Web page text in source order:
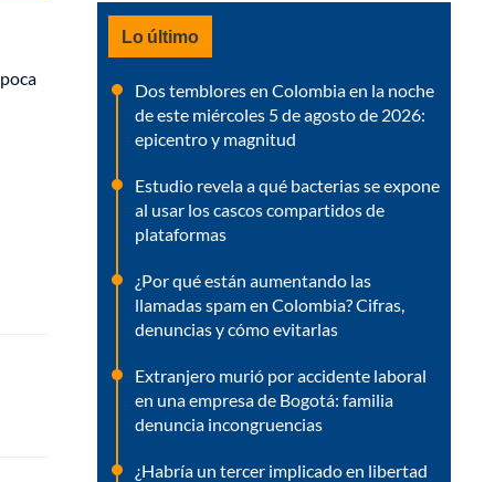
Lo último
Dos temblores en Colombia en la noche
de este miércoles 5 de agosto de 2026:
epicentro y magnitud
Estudio revela a qué bacterias se expone
al usar los cascos compartidos de
plataformas
¿Por qué están aumentando las
llamadas spam en Colombia? Cifras,
denuncias y cómo evitarlas
Extranjero murió por accidente laboral
en una empresa de Bogotá: familia
denuncia incongruencias
¿Habría un tercer implicado en libertad